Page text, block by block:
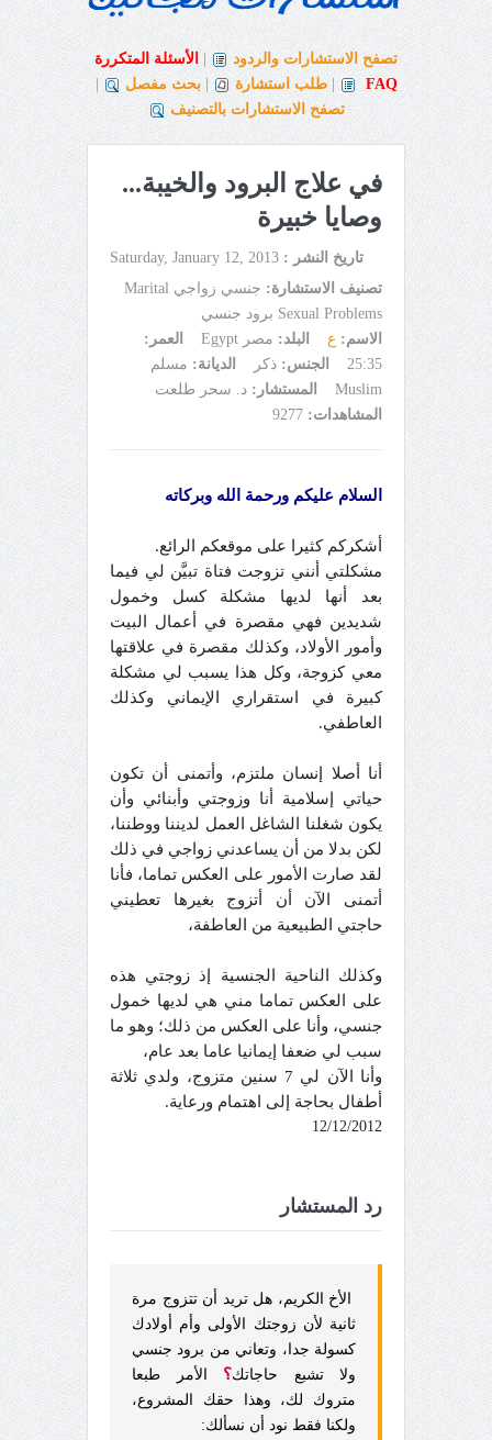
تصفح الاستشارات والردود
الأسئلة المتكررة
FAQ
طلب استشارة بحث مفصل
تصفح الاستشارات بالتصنيف
في علاج البرود والخيبة...
وصايا خبيرة
تاريخ النشر : Saturday, January 12, 2013
تصنيف الاستشارة:
جنسي زواجي Marital
Sexual Problems برود جنسي
الاسم: ع البلد: مصر Egypt
العمر:
25:35
الجنس: ذكر الديانة: مسلم
Muslim
المستشار: د. سحر طلعت
المشاهدات: 9277
السلام عليكم ورحمة الله وبركاته
أشكركم كثيرا على موقعكم الرائع.
مشكلتي أنني تزوجت فتاة تبيَّن لي فيما
بعد أنها لديها مشكلة كسل وخمول
شديدين فهي مقصرة في أعمال البيت
وأمور الأولاد، وكذلك مقصرة في علاقتها
معي كزوجة، وكل هذا يسبب لي مشكلة
كبيرة في استقراري الإيماني وكذلك
العاطفي.
أنا أصلا إنسان ملتزم، وأتمنى أن تكون
حياتي إسلامية أنا وزوجتي وأبنائي وأن
يكون شغلنا الشاغل العمل لديننا ووطننا،
لكن بدلا من أن يساعدني زواجي في ذلك
لقد صارت الأمور على العكس تماما، فأنا
أتمنى الآن أن أتزوج بغيرها تعطيني
حاجتي الطبيعية من العاطفة،
وكذلك الناحية الجنسية إذ زوجتي هذه
على العكس تماما مني هي لديها خمول
جنسي، وأنا على العكس من ذلك؛ وهو ما
سبب لي ضعفا إيمانيا عاما بعد عام،
وأنا الآن لي 7 سنين متزوج، ولدي ثلاثة
أطفال بحاجة إلى اهتمام ورعاية.
12/12/2012
رد المستشار
الأخ الكريم، هل تريد أن تتزوج مرة
ثانية لأن زوجتك الأولى وأم أولادك
كسولة جدا، وتعاني من برود جنسي
ولا تشبع حاجاتك؟ الأمر طبعا
متروك لك، وهذا حقك المشروع،
ولكنا فقط نود أن نسألك: